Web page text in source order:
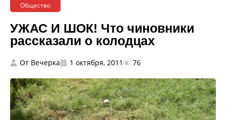
Общество
УЖАС И ШОК! Что чиновники
рассказали о колодцах
От Вечерка 1 октября, 2011 76